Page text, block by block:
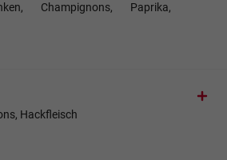
Champignons, Paprika,
Hackfleisch